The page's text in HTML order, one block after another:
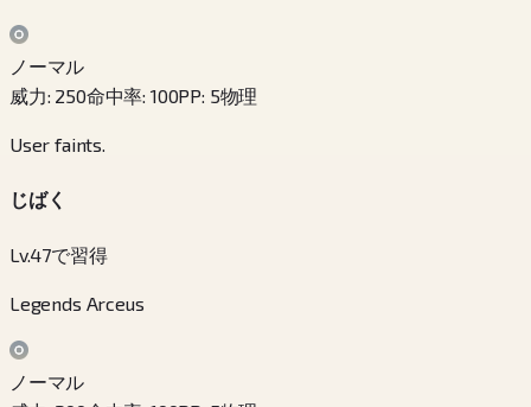
ノーマル
威力: 250命中率: 100PP: 5物理
User faints.
じばく
Lv.47で習得
Legends Arceus
ノーマル